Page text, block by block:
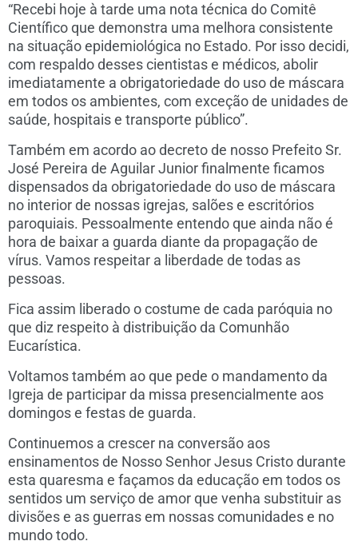
“Recebi hoje à tarde uma nota técnica do Comitê
Científico que demonstra uma melhora consistente
na situação epidemiológica no Estado. Por isso decidi,
com respaldo desses cientistas e médicos, abolir
imediatamente a obrigatoriedade do uso de máscara
em todos os ambientes, com exceção de unidades de
saúde, hospitais e transporte público”.
Também em acordo ao decreto de nosso Prefeito Sr.
José Pereira de Aguilar Junior finalmente ficamos
dispensados da obrigatoriedade do uso de máscara
no interior de nossas igrejas, salões e escritórios
paroquiais. Pessoalmente entendo que ainda não é
hora de baixar a guarda diante da propagação de
vírus. Vamos respeitar a liberdade de todas as
pessoas.
Fica assim liberado o costume de cada paróquia no
que diz respeito à distribuição da Comunhão
Eucarística.
Voltamos também ao que pede o mandamento da
Igreja de participar da missa presencialmente aos
domingos e festas de guarda.
Continuemos a crescer na conversão aos
ensinamentos de Nosso Senhor Jesus Cristo durante
esta quaresma e façamos da educação em todos os
sentidos um serviço de amor que venha substituir as
divisões e as guerras em nossas comunidades e no
mundo todo.